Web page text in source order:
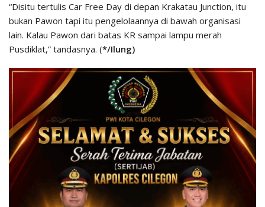
“Disitu tertulis Car Free Day di depan Krakatau Junction, itu
bukan Pawon tapi itu pengelolaannya di bawah organisasi
lain. Kalau Pawon dari batas KR sampai lampu merah
Pusdiklat,” tandasnya. (*/Ilung)